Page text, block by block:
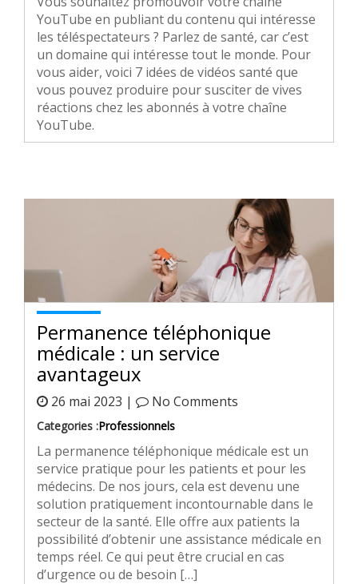
YouTube en publiant du contenu qui intéresse
les téléspectateurs ? Parlez de santé, car c’est
un domaine qui intéresse tout le monde. Pour
vous aider, voici 7 idées de vidéos santé que
vous pouvez produire pour susciter de vives
réactions chez les abonnés à votre chaîne
YouTube.
Permanence téléphonique
médicale : un service
avantageux
26 mai 2023 | No Comments
Categories :Professionnels
La permanence téléphonique médicale est un
service pratique pour les patients et pour les
médecins. De nos jours, cela est devenu une
solution pratiquement incontournable dans le
secteur de la santé. Elle offre aux patients la
possibilité d’obtenir une assistance médicale en
temps réel. Ce qui peut être crucial en cas
d’urgence ou de besoin […]